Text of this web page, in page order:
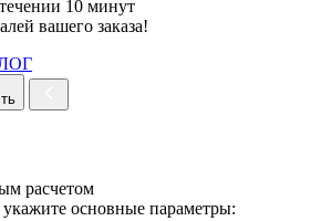
10 минут
вашего заказа!
расчетом
основные параметры: